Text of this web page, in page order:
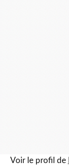
Voir le profil de